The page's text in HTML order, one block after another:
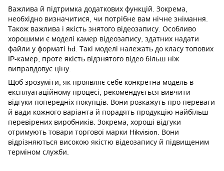
Важлива й підтримка додаткових функцій. Зокрема,
необхідно визначитися, чи потрібне вам нічне знімання.
Також важлива і якість знятого відеозапису. Особливо
хорошими є моделі камер відеозапису, здатних надати
файли у форматі hd. Такі моделі належать до класу топових
IP-камер, проте якість відзнятого відео більш ніж
виправдовує ціну.
Щоб зрозуміти, як проявляє себе конкретна модель в
експлуатаційному процесі, рекомендується вивчити
відгуки попередніх покупців. Вони розкажуть про переваги
й вади кожного варіанта й порадять продукцію найбільш
перевірених виробників. Зокрема, хороші відгуки
отримують товари торгової марки Hikvision. Вони
відрізняються високою якістю відеозапису й підвищеним
терміном служби.